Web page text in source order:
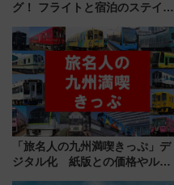
グ！ フライトと宿泊のステイタ
上級会員資格を効率よく獲得す
る方法を解説
「旅名人の九州満喫きっぷ」デ
ジタル化 紙版との価格やルー